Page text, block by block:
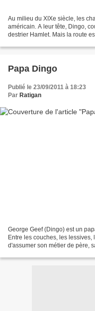
Au milieu du XIXe siècle, les
américain. A leur tête, Dingo,
destrier Hamlet. Mais la route
Papa Dingo
Publié le 23/09/2011 à 18:23
Par Ratigan
George Geef (Dingo) est un
Entre les couches, les
d'assumer son métier de père,